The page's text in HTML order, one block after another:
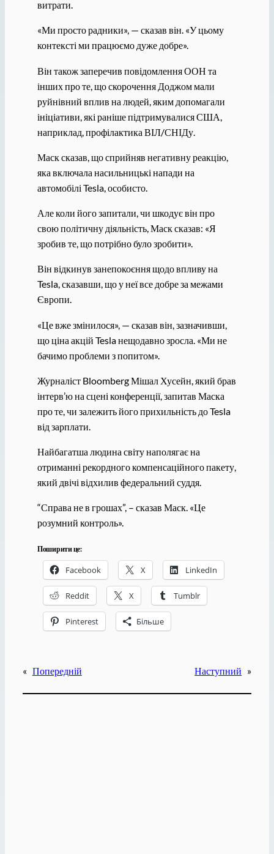
витрати.
«Ми просто радники», — сказав він. «У цьому
контексті ми працюємо дуже добре».
Він також заперечив повідомлення ООН та
інших про те, що скорочення Доджом мали
руйнівний вплив на людей, яким допомагали
ініціативи, які раніше підтримувалися США,
наприклад, профілактика ВІЛ/СНІДу.
Маск сказав, що сприйняв негативну реакцію,
яка включала насильницькі напади на
автомобілі Tesla, особисто.
Але коли його запитали, чи шкодує він про
свою політичну діяльність, Маск сказав: «Я
зробив те, що потрібно було зробити».
Він відкинув занепокоєння щодо впливу на
Tesla, сказавши, що у неї все добре за межами
Європи.
«Це вже змінилося», — сказав він, зазначивши,
що ціна акцій Tesla нещодавно зросла. «Ми не
бачимо проблеми з попитом».
Журналіст Bloomberg Мішал Хусейн, який брав
інтерв’ю на сцені конференції, запитав Маска
про те, чи залежить його прихильність до Tesla
від зарплати.
Найбагатша людина світу наполягає на
отриманні рекордного компенсаційного пакету,
який двічі відхилив федеральний суддя.
“Справа не в грошах”, – сказав Маск. «Це
розумний контроль».
Поширити це:
Facebook X LinkedIn
Reddit X Tumblr
Pinterest Більше
« Попередній Наступний »